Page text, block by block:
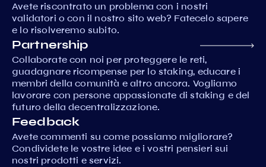
Avete riscontrato un problema con i nostri
validatori o con il nostro sito web? Fatecelo sapere
e lo risolveremo subito.
Partnership
Collaborate con noi per proteggere le reti,
guadagnare ricompense per lo staking, educare i
membri della comunità e altro ancora. Vogliamo
lavorare con persone appassionate di staking e del
futuro della decentralizzazione.
Feedback
Avete commenti su come possiamo migliorare?
Condividete le vostre idee e i vostri pensieri sui
nostri prodotti e servizi.